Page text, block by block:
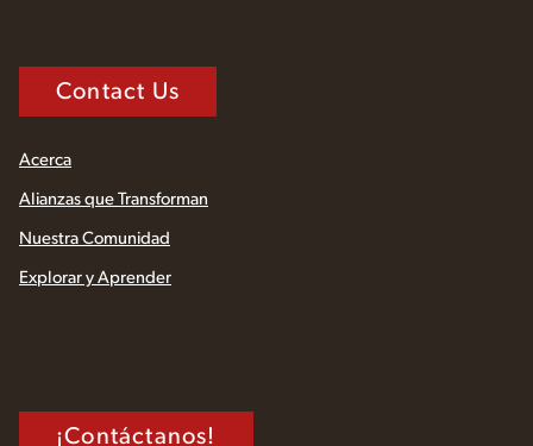
Contact Us
Acerca
Alianzas que Transforman
Nuestra Comunidad
Explorar y Aprender
¡Contáctanos!